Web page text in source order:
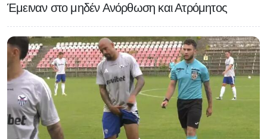
Έμειναν στο μηδέν Ανόρθωση και Ατρόμητος